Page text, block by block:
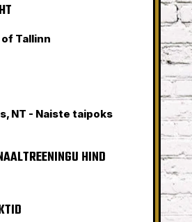
of Tallinn
NT - Naiste taipoks
HIND